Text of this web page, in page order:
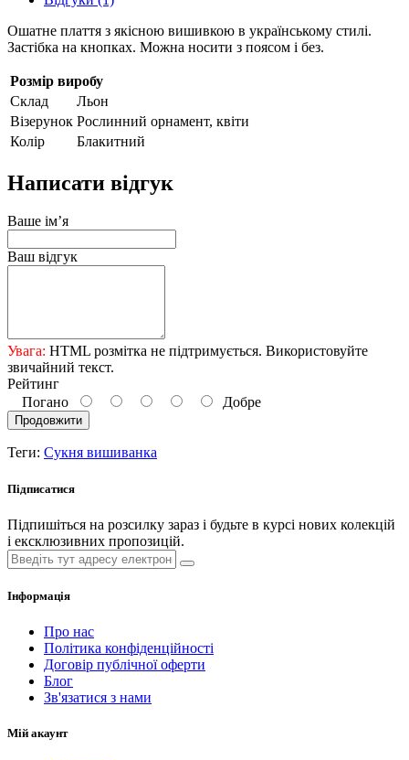
Ошатне плаття з якісною вишивкою в українському стилі.
Застібка на кнопках. Можна носити з поясом і без.
Розмір виробу
Склад
Льон
Візерунок Рослинний орнамент, квіти
Колір
Блакитний
Написати відгук
Ваше ім’я
Ваш відгук
Увага: HTML розмітка не підтримується. Використовуйте
звичайний текст.
Рейтинг
Погано
Добре
Продовжити
Теги: Сукня вишиванка
Підписатися
Підпишіться на розсилку зараз і будьте в курсі нових колекцій
і ексклюзивних пропозицій.
Інформація
Про нас
Політика конфіденційності
Договір публічної оферти
Блог
Зв'язатися з нами
Мій акаунт